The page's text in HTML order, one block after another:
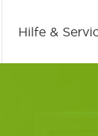
Hilfe &